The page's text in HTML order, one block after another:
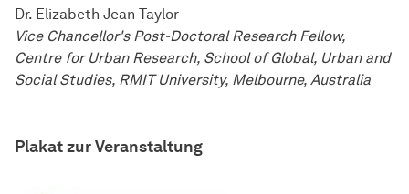
Dr. Elizabeth Jean Taylor
Vice Chancellor's Post-Doctoral Research Fellow,
Centre for Urban Research, School of Global, Urban and
Social Studies, RMIT University, Melbourne, Australia
Plakat zur Veranstaltung